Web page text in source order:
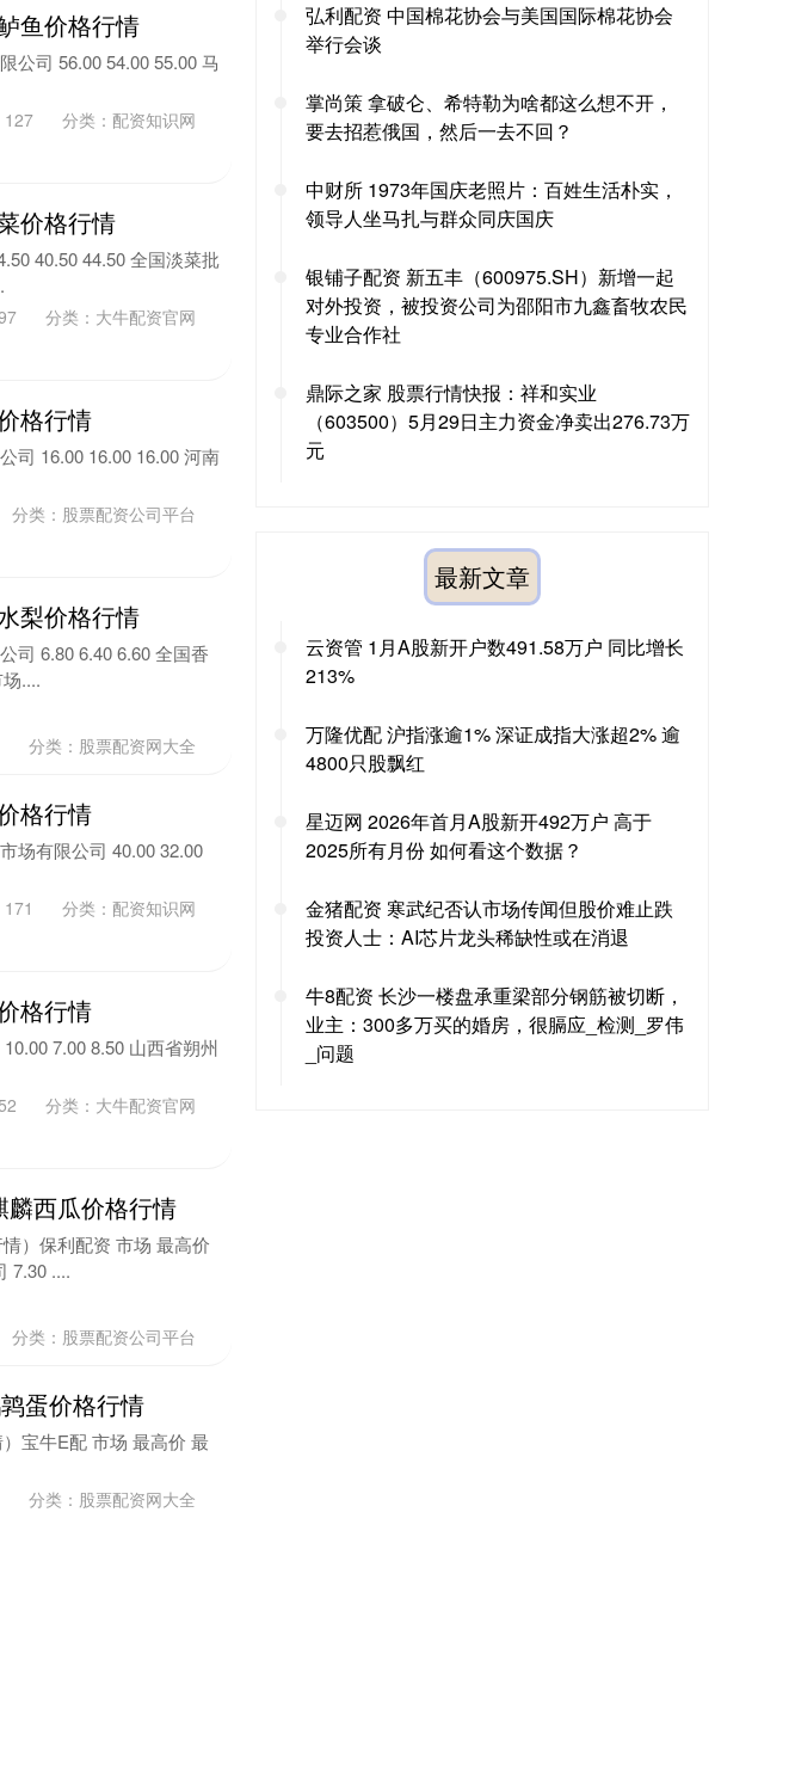
鱼价格行情
公司 56.00 54.00 55.00 马
127 分类： 配资知识网
价格行情
40.50 44.50 全国淡菜批
分类： 大牛配资官网
格行情
司 16.00 16.00 16.00 河南
分类： 股票配资公司平台
梨价格行情
司 6.80 6.40 6.60 全国香
....
分类： 股票配资网大全
格行情
场有限公司 40.00 32.00
171 分类： 配资知识网
格行情
7.00 8.50 山西省朔州
分类： 大牛配资官网
西瓜价格行情
）保利配资 市场 最高价
7.30 ....
分类： 股票配资公司平台
蛋价格行情
宝牛E配 市场 最高价 最
分类： 股票配资网大全
弘利配资 中国棉花协会与美国国际棉花协会
举行会谈
掌尚策 拿破仑、希特勒为啥都这么想不开，
要去招惹俄国，然后一去不回？
中财所 1973年国庆老照片：百姓生活朴实，
领导人坐马扎与群众同庆国庆
银铺子配资 新五丰（600975.SH）新增一起
对外投资，被投资公司为邵阳市九鑫畜牧农民
专业合作社
鼎际之家 股票行情快报：祥和实业
（603500）5月29日主力资金净卖出276.73万
元
最新文章
云资管 1月A股新开户数491.58万户 同比增长
213%
万隆优配 沪指涨逾1% 深证成指大涨超2% 逾
4800只股飘红
星迈网 2026年首月A股新开492万户 高于
2025所有月份 如何看这个数据？
金猪配资 寒武纪否认市场传闻但股价难止跌
投资人士：AI芯片龙头稀缺性或在消退
牛8配资 长沙一楼盘承重梁部分钢筋被切断，
业主：300多万买的婚房，很膈应_检测_罗伟
_问题